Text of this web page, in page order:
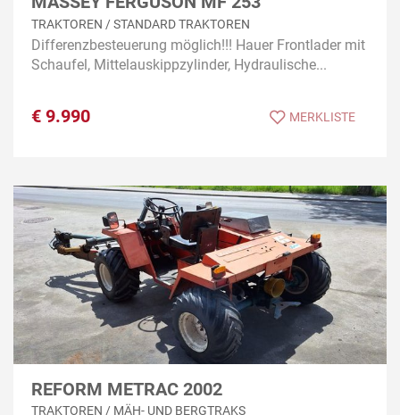
TRAKTOREN / STANDARD TRAKTOREN
Differenzbesteuerung möglich!!! Hauer Frontlader mit
Schaufel, Mittelauskippzylinder, Hydraulische...
€ 9.990 MERKLISTE
REFORM METRAC 2002
TRAKTOREN / MÄH- UND BERGTRAKS